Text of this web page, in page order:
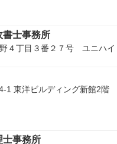
書士事務所
４丁目３番２７号 ユニハイ
1 東洋ビルディング新館2階
士事務所